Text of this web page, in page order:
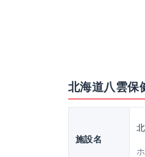
北海道八雲保
施設名